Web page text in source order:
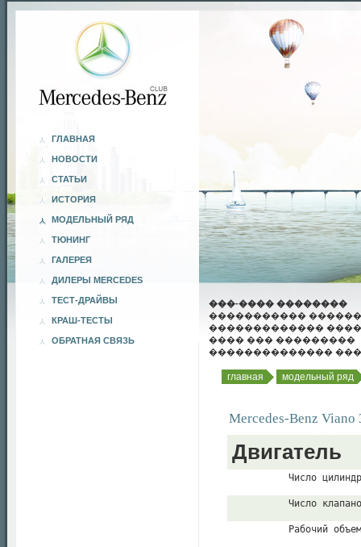
ГЛАВНАЯ
НОВОСТИ
СТАТЬИ
ИСТОРИЯ
МОДЕЛЬНЫЙ РЯД
ТЮНИНГ
ГАЛЕРЕЯ
ДИЛЕРЫ MERCEDES
ТЕСТ-ДРАЙВЫ
КРАШ-ТЕСТЫ
ОБРАТНАЯ СВЯЗЬ
���-���� ��������
�����������
�������������
���� ��� ���������
��������������
главная модельный ряд
Mercedes-Benz
Двигатель
Число
Число
Рабочий